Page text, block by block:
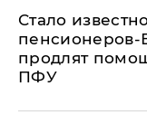
Стало
пенсионеров-
продлят
ПФУ